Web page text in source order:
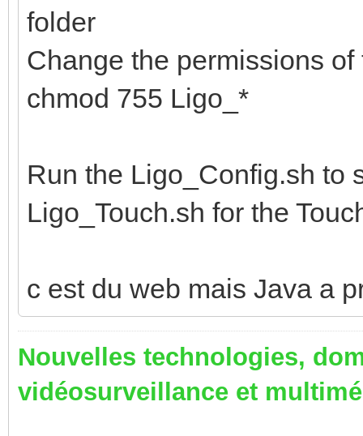
folder
Change the permissions
chmod 755 Ligo_*
Run the Ligo_Config.sh to
Ligo_Touch.sh for the
c est du web mais Java a
Nouvelles technologies,
vidéosurveillance et